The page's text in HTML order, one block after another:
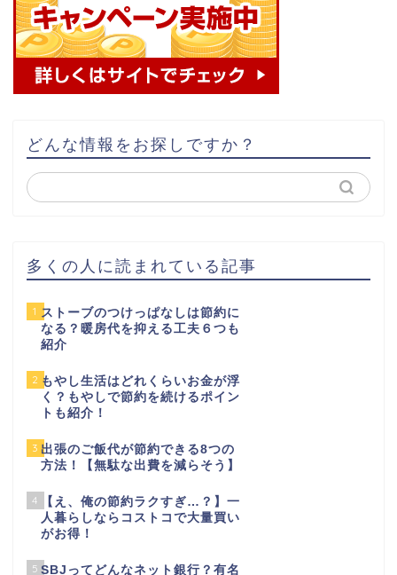
どんな情報をお探しですか？
多くの人に読まれている記事
1 ストーブのつけっぱなしは節約に
なる？暖房代を抑える工夫６つも
紹介
2 もやし生活はどれくらいお金が浮
く？もやしで節約を続けるポイン
トも紹介！
3 出張のご飯代が節約できる8つの
方法！【無駄な出費を減らそう】
4
【え、俺の節約ラクすぎ…？】一
人暮らしならコストコで大量買い
がお得！
5 SBJってどんなネット銀行？有名